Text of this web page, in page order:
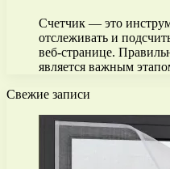
Счетчик — это
отслеживать и
веб-странице.
является важным
Свежие записи